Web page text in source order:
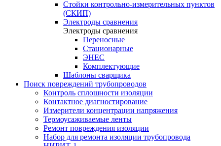
Стойки контрольно-измерительных пунктов
(СКИП)
Электроды сравнения
Электроды сравнения
Переносные
Стационарные
ЭНЕС
Комплектующие
Шаблоны сварщика
Поиск повреждений трубопроводов
Контроль сплошности изоляции
Контактное диагностирование
Измерители концентрации напряжения
Термоусаживаемые ленты
Ремонт повреждения изоляции
Набор для ремонта изоляции трубопровода